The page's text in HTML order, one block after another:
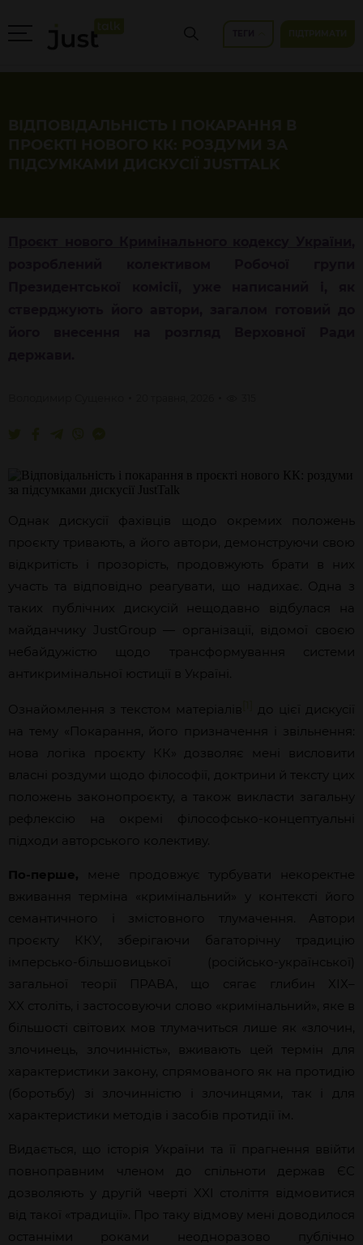
Однак дискусії фахівців щодо окремих положень
проєкту тривають, а його автори, демонструючи свою
відкритість і прозорість, продовжують брати в них
участь та відповідно реагувати, що надихає. Одна з
таких публічних дискусій нещодавно відбулася на
майданчику JustGroup — організації, відомої своєю
небайдужістю щодо трансформування системи
антикримінальної юстиції в Україні.
Ознайомлення з текстом матеріалів
до цієї дискусії
на тему «Покарання, його призначення і звільнення:
нова логіка проєкту КК» дозволяє мені висловити
власні роздуми щодо філософії, доктрини й тексту цих
положень законопроєкту, а також викласти загальну
рефлексію на окремі філософсько-концептуальні
підходи авторського колективу.
По-перше, мене продовжує турбувати некоректне
вживання терміна «кримінальний» у контексті його
семантичного і змістовного тлумачення. Автори
проєкту ККУ, зберігаючи багаторічну традицію
імперсько-більшовицької (російсько-української)
загальної теорії ПРАВА, що сягає глибин ХІХ–
XX століть, і застосовуючи слово «кримінальний», яке в
більшості світових мов тлумачиться лише як «злочин,
злочинець, злочинність», вживають цей термін для
характеристики закону, спрямованого як на протидію
(боротьбу) зі злочинністю і злочинцями, так і для
характеристики методів і засобів протидії їм.
Видається, що історія України та її прагнення ввійти
повноправним членом до спільноти держав ЄС
дозволяють у другій чверті XXI століття відмовитися
від такої «традиції». Про таку відмову мені доводилося
останніми роками неодноразово публічно